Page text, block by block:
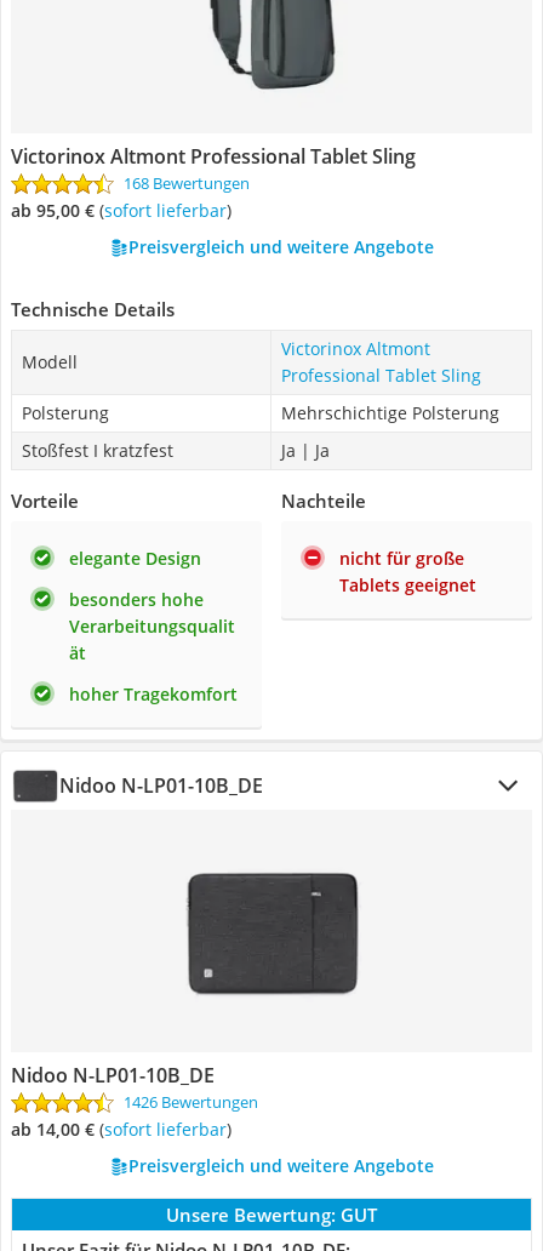
Victorinox Altmont Professional Tablet Sling
168 Bewertungen
ab 95,00 € ( Sofort lieferbar)
Preisvergleich und weitere Angebote
Technische Details
Modell
Victorinox Altmont
Professional Tablet Sling
Polsterung
Mehrschichtige Polsterung
Stoßfest I kratzfest
Ja | Ja
Vorteile
elegante Design
besonders hohe
Verarbeitungsqualit
ät
hoher Tragekomfort
Nachteile
nicht für große
Tablets geeignet
Nidoo N-LP01-10B_DE
Nidoo N-LP01-10B_DE
1426 Bewertungen
ab 14,00 € ( Sofort lieferbar)
Preisvergleich und weitere Angebote
Unsere Bewertung: GUT